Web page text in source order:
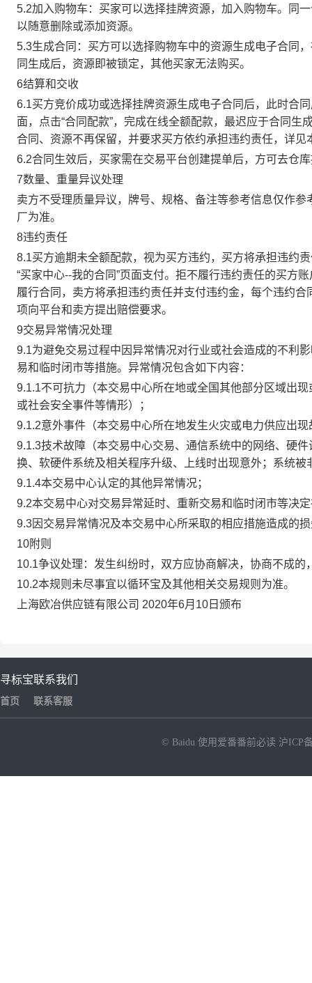
5.2加入购物车：买家可以选择挂牌资源，加入购物车。同
以随意删除或添加资源。
5.3生成合同：买方可以选择购物车中的资源生成电子合同
同生成后，资源即被锁定，其他买家无法购买。
6结算和交收
6.1买方竞价成功或选择挂牌资源生成电子合同后，此时合
面，点击“合同配款”，完成在线全额配款，最迟应于合同
合同、资源不再保留，并要求买方依约承担违约责任，详见
6.2合同生效后，买家需在交易平台创建提单后，方可去仓
7数量、重量异议处理
卖方不受理质量异议，牌号、规格、备注等参考信息仅作
厂为准。
8违约责任
8.1买方逾期未全额配款，视为买方违约，买方将承担违约
“买家中心--我的合同”页面支付。拒不履行违约责任的买方
履行合同，卖方将承担违约责任并支付违约金，每个违约
项向平台和卖方提出赔偿要求。
9交易异常情况处理
9.1为避免交易过程中因异常情况对行业或社会造成的不利
易和临时闭市等措施。异常情况包含如下内容：
9.1.1不可抗力（本交易中心所在地或全国其他部分区域出
或社会安全事件等情形）；
9.1.2意外事件（本交易中心所在地发生火灾或电力供应出
9.1.3技术故障（本交易中心交易、通信系统中的网络、硬
换、软硬件系统及相关程序升级、上线时出现意外；系统
9.1.4本交易中心认定的其他异常情况；
9.2本交易中心对交易异常延时、重新交易和临时闭市等决
9.3因交易异常情况及本交易中心所采取的相应措施造成的
10附则
10.1争议处理：发生纠纷时，双方应协商解决，协商不成
10.2本规则未尽事宜以循环宝及其他相关交易规则为准。
上海欧冶供应链有限公司 2020年6月10日颁布
寻标宝
首页
联系我们
联系客服
© Baidu 使用爱番番前必读 沪ICP